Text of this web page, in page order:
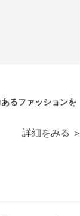
るファッションを
詳細をみる ＞